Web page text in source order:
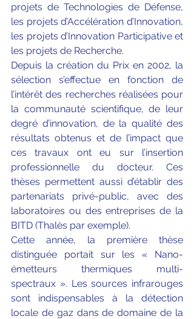
projets de Technologies de Défense,
les projets d’Accélération d’Innovation,
les projets d’Innovation Participative et
les projets de Recherche.
Depuis la création du Prix en 2002, la
sélection s’effectue en fonction de
l’intérêt des recherches réalisées pour
la communauté scientifique, de leur
degré d’innovation, de la qualité des
résultats obtenus et de l’impact que
ces travaux ont eu sur l’insertion
professionnelle du docteur. Ces
thèses permettent aussi d’établir des
partenariats privé-public, avec des
laboratoires ou des entreprises de la
BITD (Thalès par exemple).
Cette année, la première thèse
distinguée portait sur les « Nano-
émetteurs thermiques multi-
spectraux ». Les sources infrarouges
sont indispensables à la détection
locale de gaz dans de domaine de la